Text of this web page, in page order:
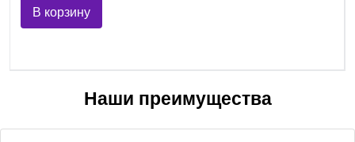
В корзину
Наши преимущества